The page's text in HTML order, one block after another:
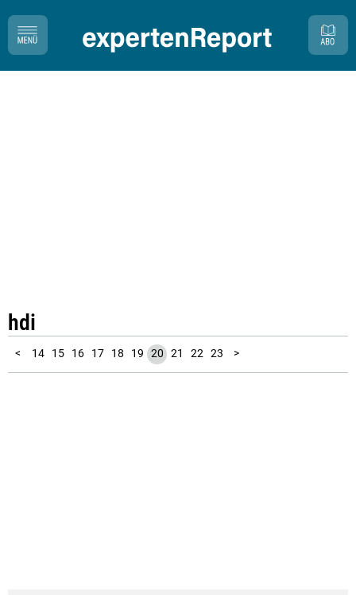
hdi
<
1
2
3
4
5
6
7
8
9
10
11
12
13 14 15 16 17 18 19 20 21 22 23 >